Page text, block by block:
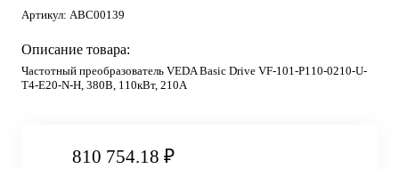
Артикул: ABC00139
Описание товара:
Частотный преобразователь VEDA Basic Drive VF-101-P110-0210-U-
T4-E20-N-H, 380В, 110кВт, 210А
810 754.18 ₽